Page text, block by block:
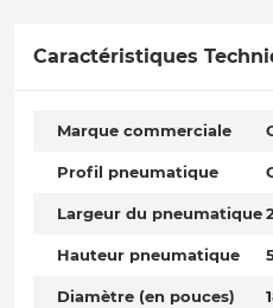
Caractéristiques
Marque commerciale
Profil pneumatique
Largeur du pneumatique
Hauteur pneumatique
Diamètre (en pouces)